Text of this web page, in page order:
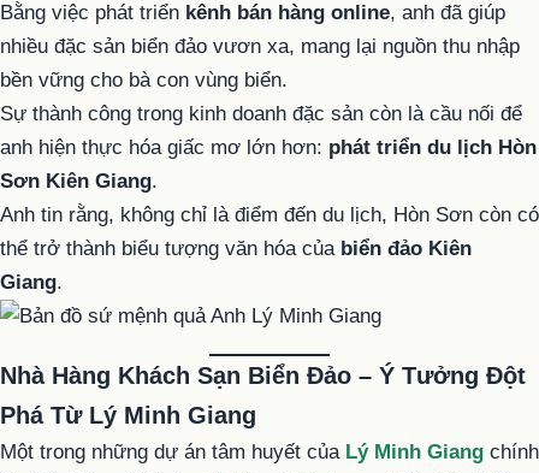
Bằng việc phát triển kênh bán hàng online, anh đã giúp
nhiều đặc sản biển đảo vươn xa, mang lại nguồn thu nhập
bền vững cho bà con vùng biển.
Sự thành công trong kinh doanh đặc sản còn là cầu nối để
anh hiện thực hóa giấc mơ lớn hơn: phát triển du lịch Hòn
Sơn Kiên Giang.
Anh tin rằng, không chỉ là điểm đến du lịch, Hòn Sơn còn có
thể trở thành biểu tượng văn hóa của biển đảo Kiên
Giang.
Nhà Hàng Khách Sạn Biển Đảo – Ý Tưởng Đột
Phá Từ Lý Minh Giang
Một trong những dự án tâm huyết của Lý Minh Giang chính